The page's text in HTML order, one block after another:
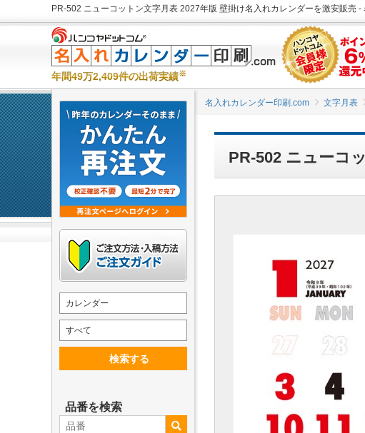
PR-502 ニューコットン文字月表 2027年版 壁掛け名入れカレンダーを激安販売
年間49万2,409件の出荷実績※
名入れカレンダー印刷.com 文字月表
PR-502 ニューコ
カレンダー
すべて
検索する
品番を検索